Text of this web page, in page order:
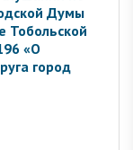
Думы
Тобольской
«О
город